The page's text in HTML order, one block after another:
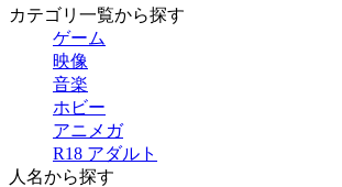
カテゴリ一覧から探す
ゲーム
映像
音楽
ホビー
アニメガ
R18 アダルト
人名から探す